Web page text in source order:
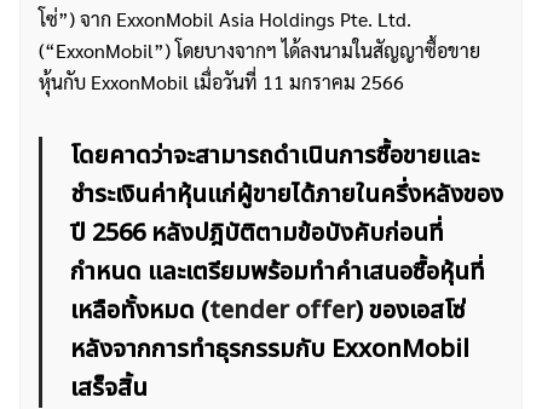
โซ่”) จาก ExxonMobil Asia Holdings Pte. Ltd.
(“ExxonMobil”) โดยบางจากฯ ได้ลงนามในสัญญาซื้อขาย
หุ้นกับ ExxonMobil เมื่อวันที่ 11 มกราคม 2566
โดยคาดว่าจะสามารถดำเนินการซื้อขายและ
ชำระเงินค่าหุ้นแก่ผู้ขายได้ภายในครึ่งหลังของ
ปี 2566 หลังปฎิบัติตามข้อบังคับก่อนที่
กำหนด และเตรียมพร้อมทำคำเสนอซื้อหุ้นที่
เหลือทั้งหมด (tender offer) ของเอสโซ่
หลังจากการทำธุรกรรมกับ ExxonMobil
เสร็จสิ้น